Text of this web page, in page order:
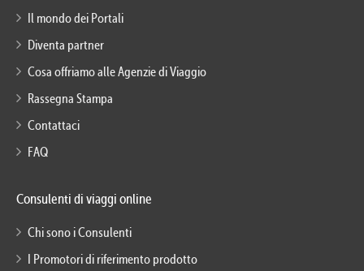
Il mondo dei Portali
Diventa partner
Cosa offriamo alle Agenzie di Viaggio
Rassegna Stampa
Contattaci
FAQ
Consulenti di viaggi online
Chi sono i Consulenti
I Promotori di riferimento prodotto